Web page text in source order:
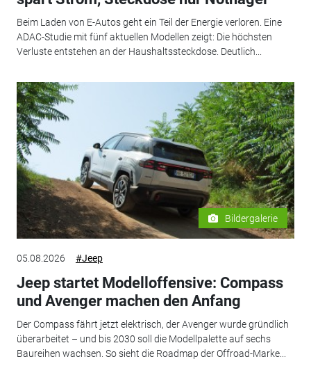
Beim Laden von E-Autos geht ein Teil der Energie verloren. Eine
ADAC-Studie mit fünf aktuellen Modellen zeigt: Die höchsten
Verluste entstehen an der Haushaltssteckdose. Deutlich...
Bildergalerie
05.08.2026 #Jeep
Jeep startet Modelloffensive: Compass
und Avenger machen den Anfang
Der Compass fährt jetzt elektrisch, der Avenger wurde gründlich
überarbeitet – und bis 2030 soll die Modellpalette auf sechs
Baureihen wachsen. So sieht die Roadmap der Offroad-Marke...